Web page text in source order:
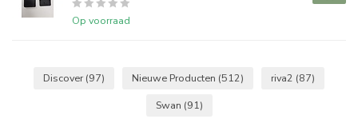
Op voorraad
Discover (97) Nieuwe Producten (512) riva2 (87)
Swan (91)